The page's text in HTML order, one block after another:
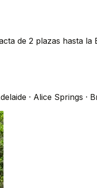
de 2 plazas hasta
· Alice Springs ·